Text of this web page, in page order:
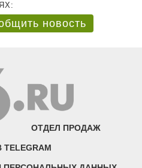
новость
ОТДЕЛ ПРОДАЖ